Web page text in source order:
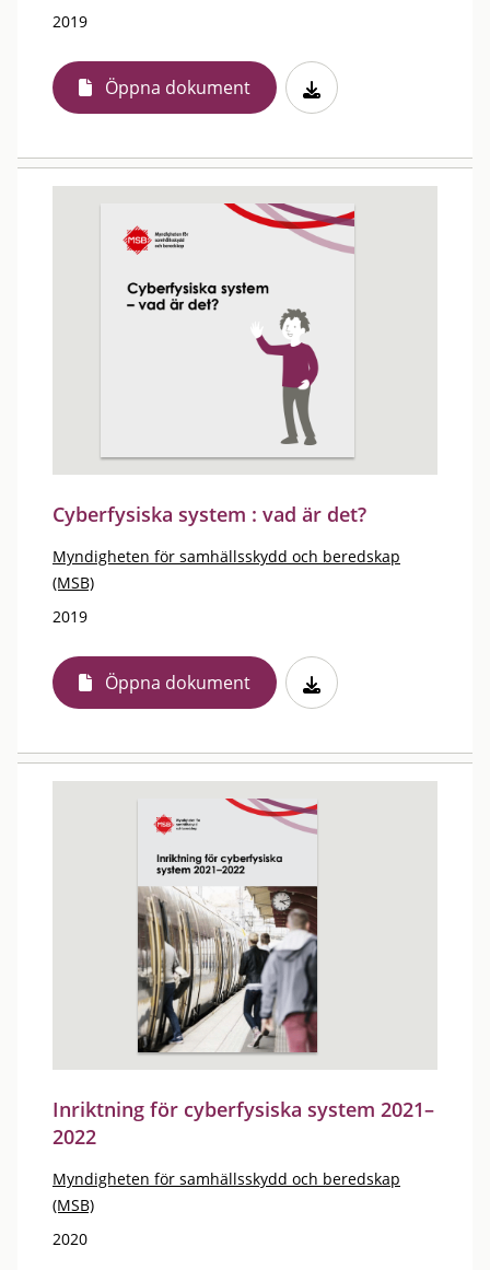
2019
Öppna dokument
Cyberfysiska system : vad är det?
Myndigheten för samhällsskydd och beredskap
(MSB)
2019
Öppna dokument
Inriktning för cyberfysiska system 2021–
2022
Myndigheten för samhällsskydd och beredskap
(MSB)
2020